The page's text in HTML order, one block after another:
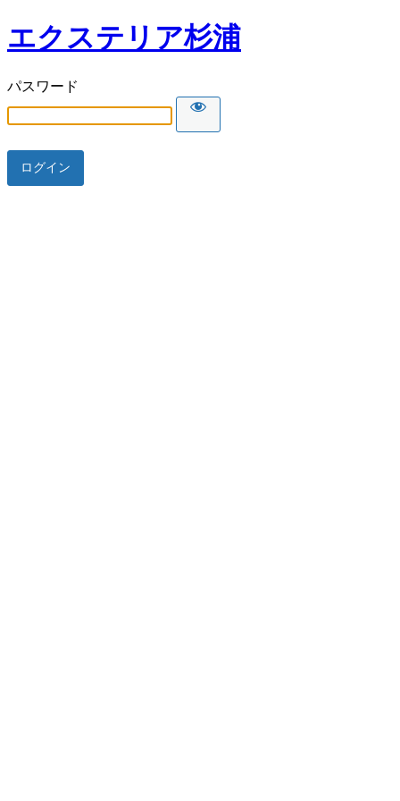
エクステリア杉浦
パスワード